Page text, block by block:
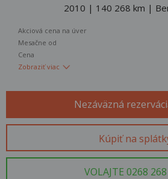
2010 | 140 268 km |
Akciová cena na úver
Mesačne od
Cena
Zobraziť viac
Nezáväzná
Kúpiť na
VOLAJTE 0268